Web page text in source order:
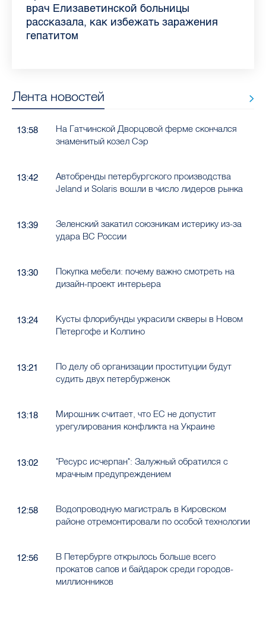
самых цитируемых СМИ Петербурга и
Ленобласти во II квартале 2026 года
врач Елизаветинской больницы
рассказала, как избежать заражения
гепатитом
педиатра для родителей
где самый высокий и самый низкий
конкурс
воспаления ахиллова сухожилия летом
рассказала о возможностях для
работающих родителей
Елизаветинской больницы ответила на
главные вопросы о заболевании
какие напитки можно приготовить дома
в жару
Лента новостей
13:58
На Гатчинской Дворцовой ферме скончался
знаменитый козел Сэр
13:42
Автобренды петербургского производства
Jeland и Solaris вошли в число лидеров рынка
13:39
Зеленский закатил союзникам истерику из-за
удара ВС России
13:30
Покупка мебели: почему важно смотреть на
дизайн-проект интерьера
13:24
Кусты флорибунды украсили скверы в Новом
Петергофе и Колпино
13:21
По делу об организации проституции будут
судить двух петербурженок
13:18
Мирошник считает, что ЕС не допустит
урегулирования конфликта на Украине
13:02
"Ресурс исчерпан": Залужный обратился с
мрачным предупреждением
12:58
Водопроводную магистраль в Кировском
районе отремонтировали по особой технологии
12:56
В Петербурге открылось больше всего
прокатов сапов и байдарок среди городов-
миллионников